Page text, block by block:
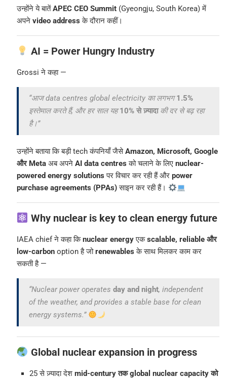
उन्होंने ये बातेंAPEC CEO Summit(Gyeongju, South Korea) में
अपने video address के दौरान कहीं।
AI = Power Hungry Industry
Grossi ने कहा —
“आज data centres global electricity का लगभग1.5%
इस्तेमाल करते हैं, और हर साल यह10% से ज़्यादाकी दर से बढ़ रहा
है।”
उन्होंने बताया कि बड़ी tech कंपनियाँ जैसेAmazon, Microsoft, Google
और Metaअब अपने AI data centres को चलाने के लिए nuclear-
powered energy solutions पर विचार कर रही हैं और power
purchase agreements (PPAs)साइन कर रही हैं।
Why nuclear is key to clean energy future
IAEA chief ने कहा किnuclear energyएकscalable, reliable और
low-carbonoption है जोrenewables के साथ मिलकर काम कर
सकती है —
“Nuclear power operates day and night, independent
of the weather, and provides a stable base for clean
energy systems.”
Global nuclear expansion in progress
25 से ज़्यादा देश mid-century तक global nuclear capacity को